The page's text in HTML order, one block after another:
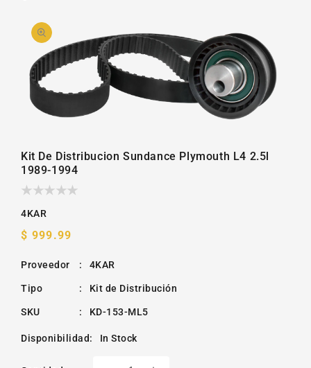
1
la
galería
Kit De Distribucion Sundance Plymouth L4 2.5l
1989-1994
4KAR
Precio
$ 999.99
Proveedor : 4KAR
Tipo : Kit de Distribución
SKU : KD-153-ML5
Disponibilidad: In Stock